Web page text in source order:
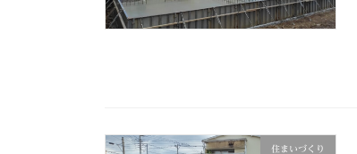
住まいづくり